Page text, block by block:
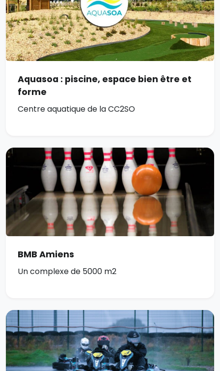
Aquasoa : piscine, espace bien être et
forme
Centre aquatique de la CC2SO
BMB Amiens
Un complexe de 5000 m2